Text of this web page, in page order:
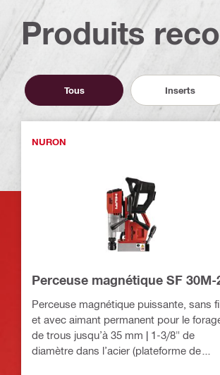
Produits
Tous Inserts
NURON
Perceuse magnétique SF 30M-
Perceuse magnétique puissante, sans
et avec aimant permanent pour le
de trous jusqu’à 35 mm | 1-3/8" de
diamètre dans l’acier (plateforme de